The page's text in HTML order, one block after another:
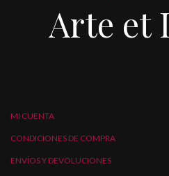
Arte et
MI CUENTA
CONDICIONES DE COMPRA
ENVÍOS Y DEVOLUCIONES